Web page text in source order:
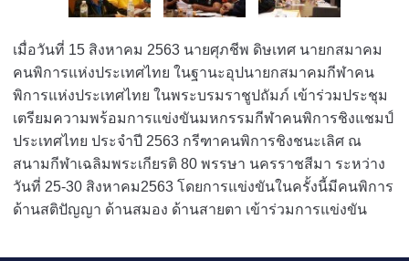
เมื่อวันที่ 15 สิงหาคม 2563 นายศุภชีพ ดิษเทศ นายกสมาคม
คนพิการแห่งประเทศไทย ในฐานะอุปนายกสมาคมกีฬาคน
พิการแห่งประเทศไทย ในพระบรมราชูปถัมภ์ เข้าร่วมประชุม
เตรียมความพร้อมการแข่งขันมหกรรมกีฬาคนพิการชิงแชมป์
ประเทศไทย ประจำปี 2563 กรีฑาคนพิการชิงชนะเลิศ ณ
สนามกีฬาเฉลิมพระเกียรติ 80 พรรษา นครราชสีมา ระหว่าง
วันที่ 25-30 สิงหาคม2563 โดยการแข่งขันในครั้งนี้มีคนพิการ
ด้านสติปัญญา ด้านสมอง ด้านสายตา เข้าร่วมการแข่งขัน